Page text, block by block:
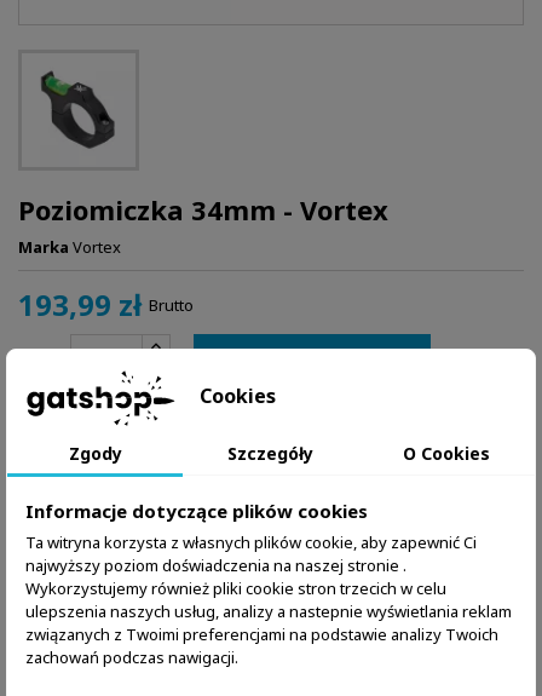
Poziomiczka 34mm - Vortex
Marka Vortex
193,99 zł Brutto
W magazynie:1 Przedmiot
Zapytaj o produkt przez WhatsApp
Cookies
Zgody Szczegóły O Cookies
Informacje dotyczące plików cookies
Ta witryna korzysta z własnych plików cookie, aby zapewnić Ci
najwyższy poziom doświadczenia na naszej stronie .
Wykorzystujemy również pliki cookie stron trzecich w celu
ulepszenia naszych usług, analizy a nastepnie wyświetlania reklam
związanych z Twoimi preferencjami na podstawie analizy Twoich
zachowań podczas nawigacji.